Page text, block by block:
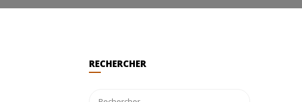
RECHERCHER